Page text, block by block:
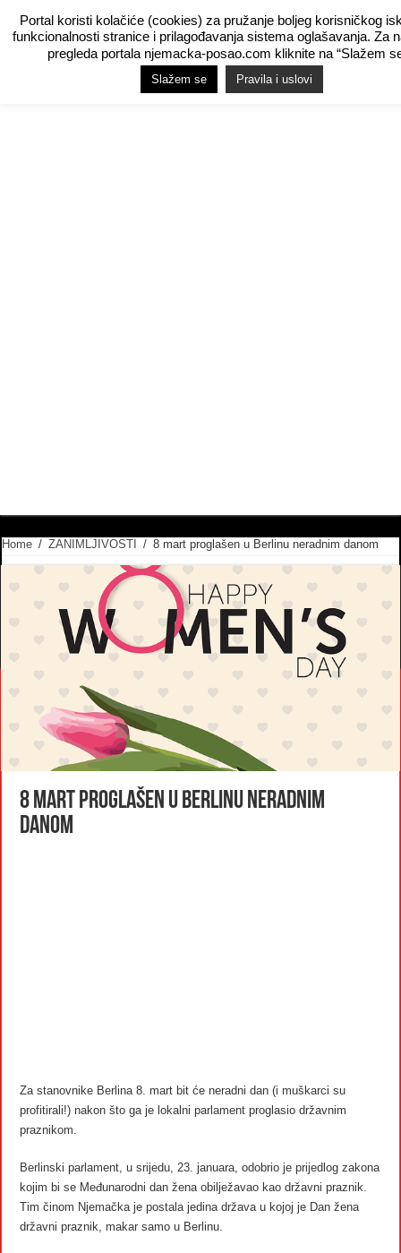
Home / ZANIMLJIVOSTI / 8 mart proglašen u Berlinu neradnim danom
8 mart proglašen u Berlinu neradnim
danom
Za stanovnike Berlina 8. mart bit će neradni dan (i muškarci su
profitirali!) nakon što ga je lokalni parlament proglasio državnim
praznikom.
Berlinski parlament, u srijedu, 23. januara, odobrio je prijedlog zakona
kojim bi se Međunarodni dan žena obilježavao kao državni praznik.
Tim činom Njemačka je postala jedina država u kojoj je Dan žena
državni praznik, makar samo u Berlinu.
Portal koristi kolačiće (cookies) za pružanje boljeg korisničkog
funkcionalnosti stranice i prilagođavanja sistema oglašavanja. Za
pregleda portala njemacka-posao.com kliknite na “Slažem
Slažem se Pravila i uslovi